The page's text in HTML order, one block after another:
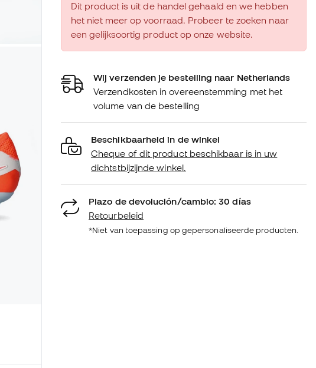
Dit product is uit de handel gehaald en we hebben
het niet meer op voorraad. Probeer te zoeken naar
een gelijksoortig product op onze website.
Wij verzenden je bestelling naar Netherlands
Verzendkosten in overeenstemming met het
volume van de bestelling
Beschikbaarheid in de winkel
Cheque of dit product beschikbaar is in uw
dichtstbijzijnde winkel.
Plazo de devolución/cambio: 30 días
Retourbeleid
*Niet van toepassing op gepersonaliseerde producten.